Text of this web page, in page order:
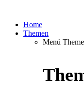
Home
Themen
Menü